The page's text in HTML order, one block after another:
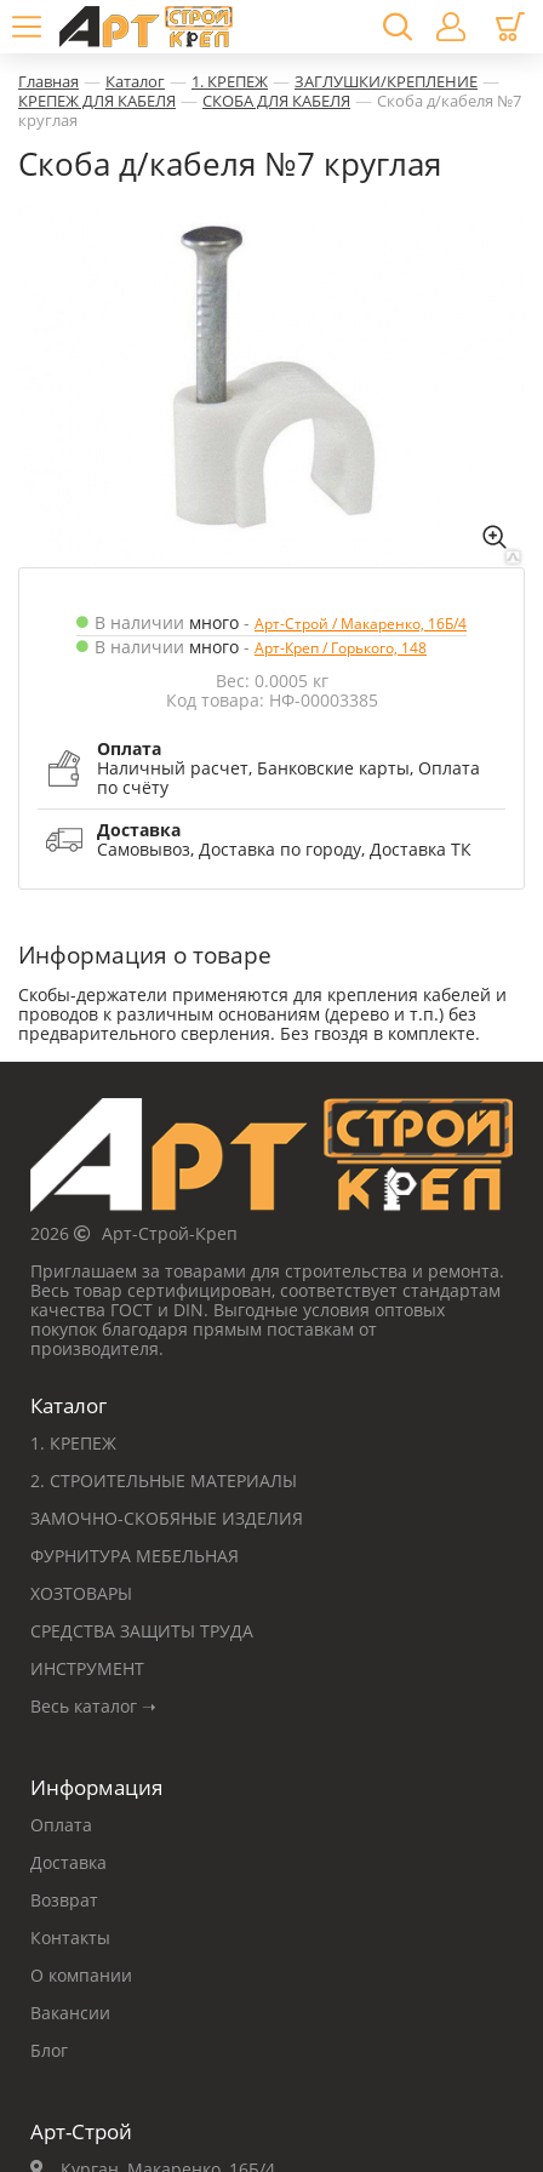
Главная — Каталог — 1. КРЕПЕЖ — ЗАГЛУШКИ/КРЕПЛЕНИЕ —
КРЕПЕЖ ДЛЯ КАБЕЛЯ — СКОБА ДЛЯ КАБЕЛЯ — Скоба д/кабеля №7
круглая
Скоба д/кабеля №7 круглая
В наличии много - Арт-Строй / Макаренко, 16Б/4
В наличии много - Арт-Креп / Горького, 148
Вес: 0.0005 кг
Код товара: НФ-00003385
Оплата
Наличный расчет, Банковские карты, Оплата
по счёту
Доставка
Самовывоз, Доставка по городу, Доставка ТК
Информация о товаре
Скобы-держатели применяются для крепления кабелей и
проводов к различным основаниям (дерево и т.п.) без
предварительного сверления. Без гвоздя в комплекте.
2026
Арт-Строй-Креп
Приглашаем за товарами для строительства и ремонта.
Весь товар сертифицирован, соответствует стандартам
качества ГОСТ и DIN. Выгодные условия оптовых
покупок благодаря прямым поставкам от
производителя.
Каталог
1. КРЕПЕЖ
2. СТРОИТЕЛЬНЫЕ МАТЕРИАЛЫ
ЗАМОЧНО-СКОБЯНЫЕ ИЗДЕЛИЯ
ФУРНИТУРА МЕБЕЛЬНАЯ
ХОЗТОВАРЫ
СРЕДСТВА ЗАЩИТЫ ТРУДА
ИНСТРУМЕНТ
Весь каталог ➝
Информация
Оплата
Доставка
Возврат
Контакты
О компании
Вакансии
Блог
Арт-Строй